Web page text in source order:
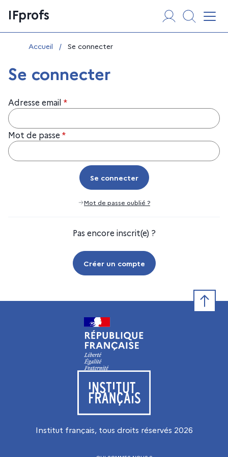
au
contenu
IFprofs
Vous êtes ici :
Accueil / Se connecter
Se connecter
Adresse email *
Mot de passe *
Se connecter
Se connecter
Mot de passe oublié ?
Pas encore inscrit(e) ?
Créer un compte
Visiter le site de l’Institut français
Institut français, tous droits réservés 2026